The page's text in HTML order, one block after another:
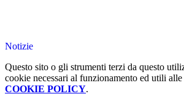
Notizie
Questo sito o gli strumenti terzi da questo
cookie necessari al funzionamento ed utili
COOKIE POLICY.